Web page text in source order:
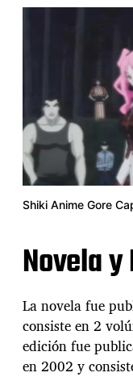
Shiki Anime Gore
Novela y
La novela fue
consiste en 2
edición fue
en 2002 y